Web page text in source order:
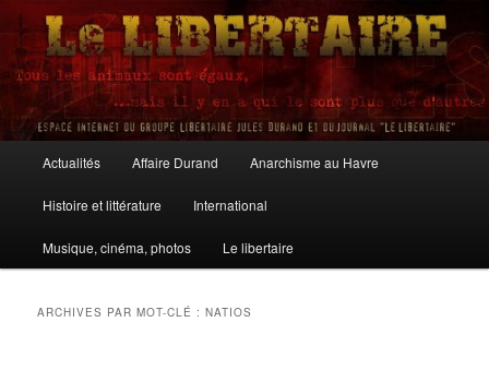
Aller
contenu
principal
Aller
contenu
secondaire
Le Libertaire
principal
Actualités Affaire Durand Anarchisme au Havre
Histoire et littérature International
Musique, cinéma, photos Le libertaire
ARCHIVES PAR MOT-CLÉ :NATIOS